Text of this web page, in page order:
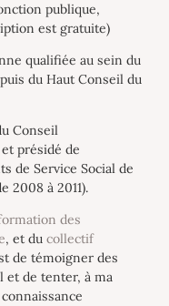
publique,
est gratuite)
qualifiée au sein du
du Haut Conseil du
Conseil
présidé de
de Service Social de
2008 à 2011).
des
, et du collectif
de témoigner des
et de tenter, à ma